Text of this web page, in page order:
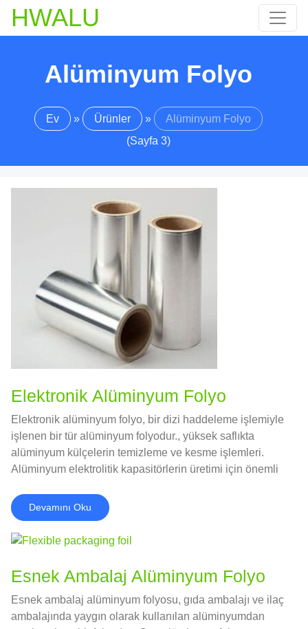
HWALU
Alüminyum Folyo
Ev » Ürünler »
Alüminyum Folyo
(Sayfa 3)
Elektronik Alüminyum Folyo
Elektronik alüminyum folyo, bir dizi haddeleme işlemiyle
işlenen bir tür alüminyum folyodur., yüksek saflıkta
alüminyum külçelerin temizleme ve kesme işlemleri.
Alüminyum elektrolitik kapasitörlerin üretimi için önemli
Devamını Oku
Esnek Ambalaj Alüminyum Folyo
Esnek ambalaj alüminyum folyosu, gıda ambalajı ve ilaç
ambalajında ​​yaygın olarak kullanılan alüminyumdan